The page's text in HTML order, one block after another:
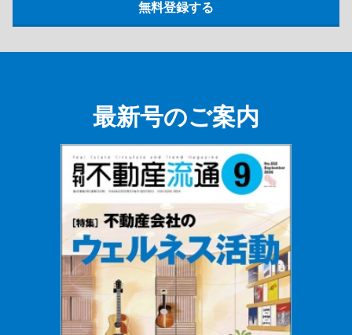
最新号のご案内